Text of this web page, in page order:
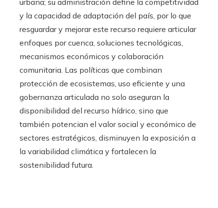
urbana; su administración define la competitividad
y la capacidad de adaptación del país, por lo que
resguardar y mejorar este recurso requiere articular
enfoques por cuenca, soluciones tecnológicas,
mecanismos económicos y colaboración
comunitaria. Las políticas que combinan
protección de ecosistemas, uso eficiente y una
gobernanza articulada no solo aseguran la
disponibilidad del recurso hídrico, sino que
también potencian el valor social y económico de
sectores estratégicos, disminuyen la exposición a
la variabilidad climática y fortalecen la
sostenibilidad futura.